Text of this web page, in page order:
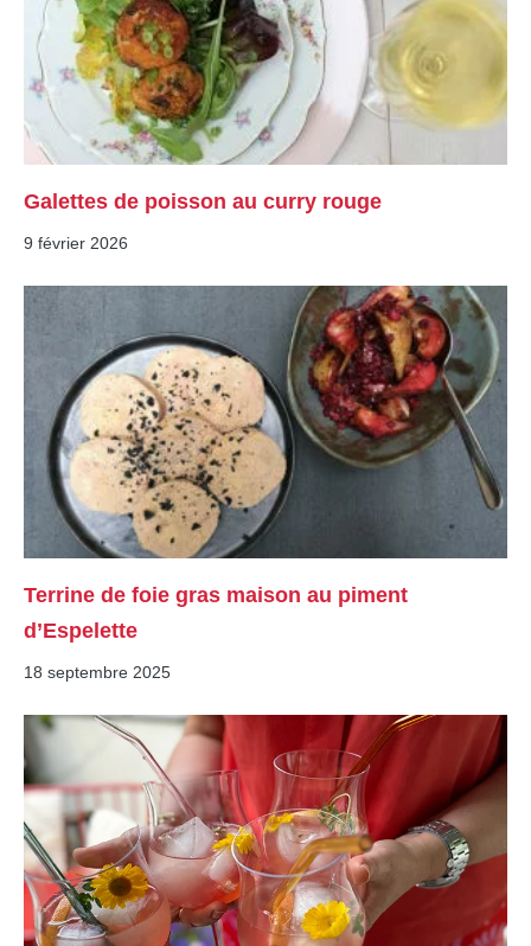
Galettes de poisson au curry rouge
9 février 2026
Terrine de foie gras maison au piment
d’Espelette
18 septembre 2025